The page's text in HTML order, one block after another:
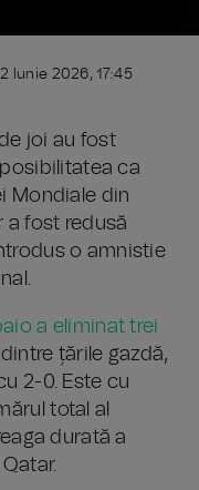
Iunie 2026, 17:45
joi au fost
ca
Mondiale din
a fost redusă
o amnistie
a eliminat trei
țările gazdă,
2-0. Este cu
total al
durată a